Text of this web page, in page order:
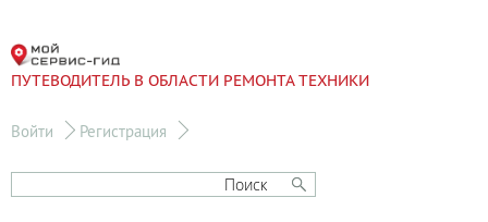
ПУТЕВОДИТЕЛЬ В ОБЛАСТИ РЕМОНТА ТЕХНИКИ
Войти Регистрация